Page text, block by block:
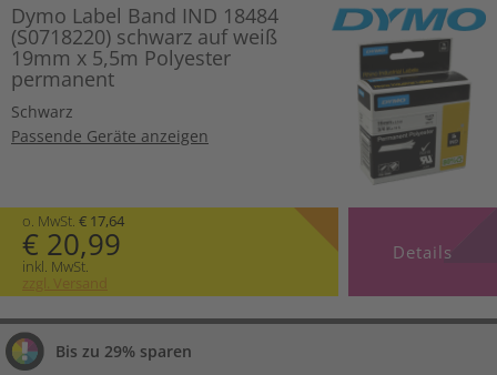
Dymo Label Band IND 18484
(S0718220) schwarz auf weiß
19mm x 5,5m Polyester
permanent
Schwarz
Passende Geräte anzeigen
o. MwSt. € 17,64
€ 20,99
inkl. MwSt.
zzgl. Versand
Details
Bis zu 29% sparen